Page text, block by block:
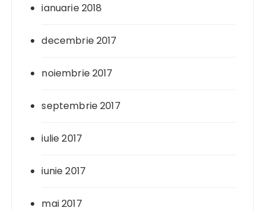
ianuarie 2018
decembrie 2017
noiembrie 2017
septembrie 2017
iulie 2017
iunie 2017
mai 2017